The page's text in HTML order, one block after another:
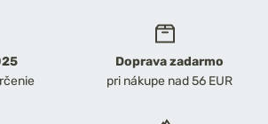
Doprava zadarmo
pri nákupe nad 56 EUR